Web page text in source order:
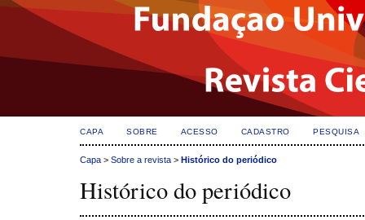
CAPA SOBRE ACESSO CADASTRO PESQUISA
Capa > Sobre a revista > Histórico do periódico
Histórico do periódico